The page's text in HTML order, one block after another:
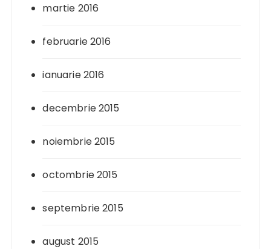
martie 2016
februarie 2016
ianuarie 2016
decembrie 2015
noiembrie 2015
octombrie 2015
septembrie 2015
august 2015